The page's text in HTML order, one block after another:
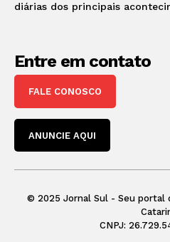
diárias dos principais
Entre em contato
FALE CONOSCO
ANUNCIE AQUI
© 2025 Jornal Sul - Seu portal
CNPJ: